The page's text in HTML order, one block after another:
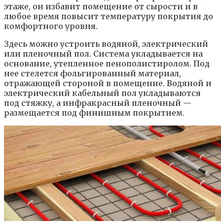
этаже, он избавит помещение от сырости и в
любое время повысит температуру покрытия до
комфортного уровня.
Здесь можно устроить водяной, электрический
или пленочный пол. Система укладывается на
основание, утепленное пенополистиролом. Под
нее стелется фольгированный материал,
отражающей стороной в помещение. Водяной и
электрический кабельный пол укладываются
под стяжку, а инфракрасный пленочный —
размещается под финишным покрытием.